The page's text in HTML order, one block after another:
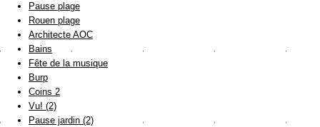
Pause plage
Rouen plage
Architecte AOC
Bains
Fête de la musique
Burp
Coins 2
Vu! (2)
Pause jardin (2)